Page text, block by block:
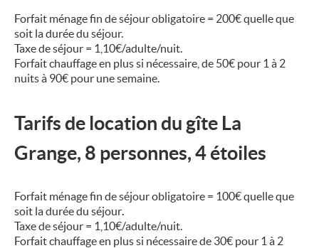
Forfait ménage fin de séjour obligatoire = 200€quelle que
soit la durée du séjour.
Taxe de séjour = 1,10€/adulte/nuit.
Forfait chauffage en plus si nécessaire, de 50€ pour 1 à 2
nuits à 90€ pour une semaine.
Tarifs de location du gîte La
Grange, 8 personnes, 4 étoiles
Forfait ménage fin de séjour obligatoire = 100€quelle que
soit la durée du séjour.
Taxe de séjour = 1,10€/adulte/nuit.
Forfait chauffage en plus si nécessaire de 30€ pour 1 à 2